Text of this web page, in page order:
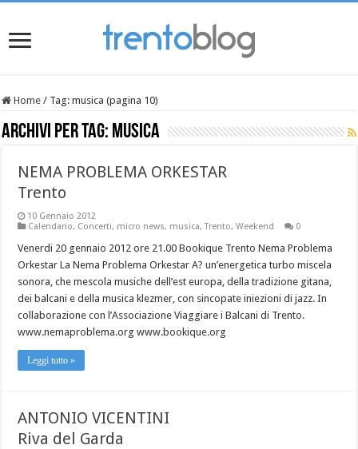
Home / Tag:musica (pagina 10)
Archivi per tag: musica
NEMA PROBLEMA ORKESTAR
Trento
10 Gennaio 2012
Calendario, Concerti, micro news, musica,Trento,Weekend 0
Venerdi 20 gennaio 2012 ore 21.00 Bookique Trento Nema Problema
Orkestar La Nema Problema Orkestar A? un’energetica turbo miscela
sonora, che mescola musiche dell’est europa, della tradizione gitana,
dei balcani e della musica klezmer, con sincopate iniezioni di jazz. In
collaborazione con l’Associazione Viaggiare i Balcani di Trento.
www.nemaproblema.org www.bookique.org
Leggi tutto »
ANTONIO VICENTINI
Riva del Garda